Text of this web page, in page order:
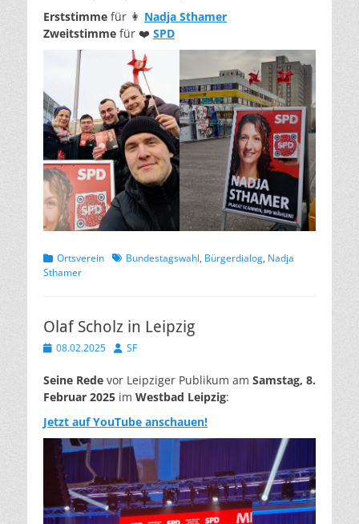
Erststimme für 👩 Nadja Sthamer
Zweitstimme für ❤️ SPD
Kategorien
Ortsverein Schlagworte
Bundestagswahl, Bürgerdialog, Nadja
Sthamer
Olaf Scholz in Leipzig
Veröffentlicht
08.02.2025 Autor
SF
Seine Rede vor Leipziger Publikum am Samstag, 8.
Februar 2025 im Westbad Leipzig:
Jetzt auf YouTube anschauen!